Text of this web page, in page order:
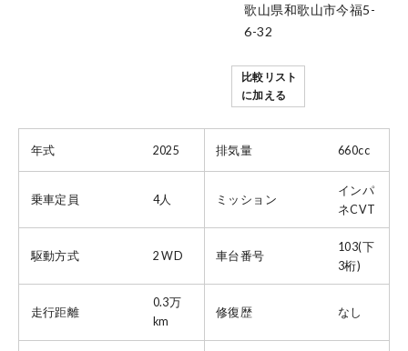
歌山県和歌山市今福5-
6-32
比較リスト
に加える
年式 2025 排気量 660cc
乗車定員 4人 ミッション
インパ
ネCVT
駆動方式 2 WD 車台番号
103(下
3桁)
走行距離
0.3万
km
修復歴 なし